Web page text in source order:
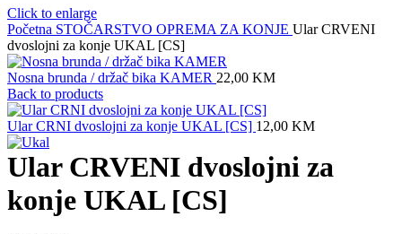
Click to enlarge
Početna STOČARSTVO OPREMA ZA KONJE Ular CRVENI
dvoslojni za konje UKAL [CS]
Nosna brunda / držač bika KAMER 22,00 KM
Back to products
Ular CRNI dvoslojni za konje UKAL [CS] 12,00 KM
Ular CRVENI dvoslojni za
konje UKAL [CS]